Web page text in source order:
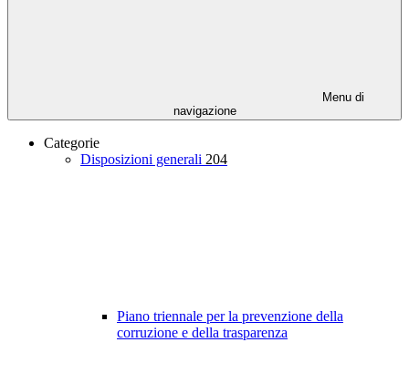
Menu di
navigazione
Categorie
Disposizioni generali 204
Piano triennale per la prevenzione della
corruzione e della trasparenza